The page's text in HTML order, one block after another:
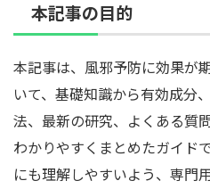
本記事の目的
本記事は、風邪予防に効果が
いて、基礎知識から有効成分
法、最新の研究、よくある質
わかりやすくまとめたガイド
にも理解しやすいよう、専門